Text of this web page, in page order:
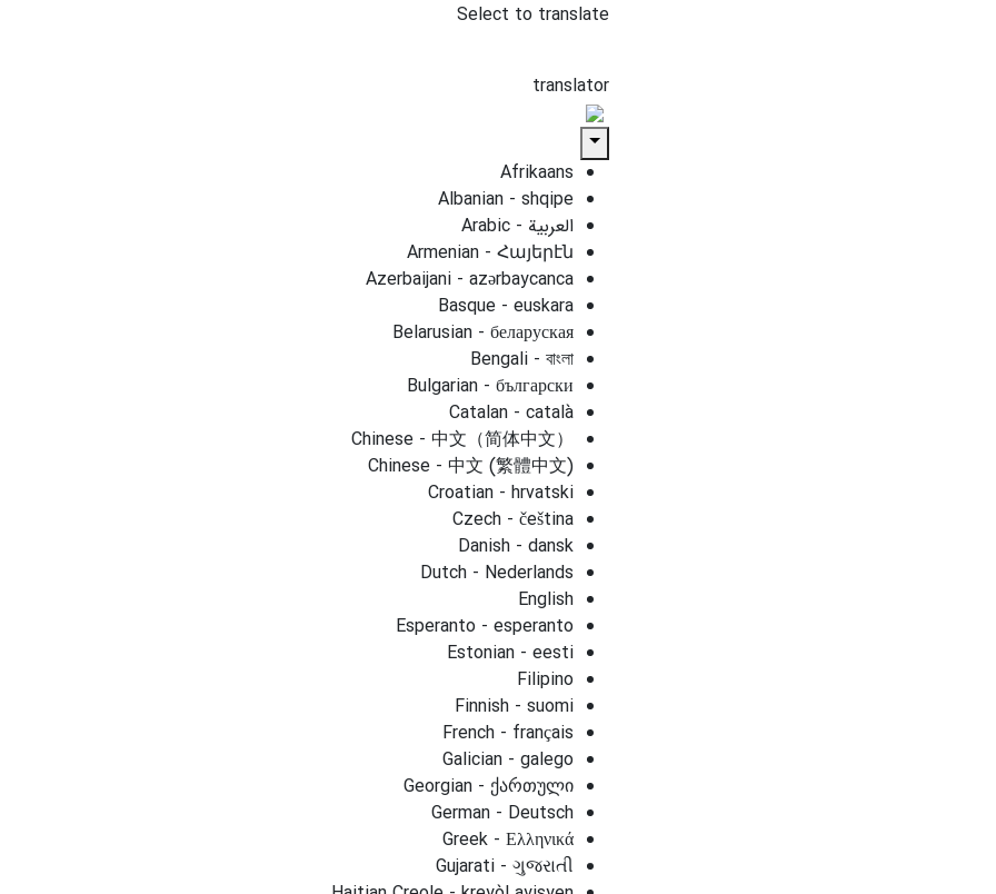
Select to translate
translator
Afrikaans
Albanian - shqipe
Armenian - Հայերէն
Azerbaijani - azərbaycanca
Basque - euskara
Belarusian - беларуская
Bengali - বাংলা
Bulgarian - български
Catalan - català
Chinese - 中文（简体中文）
Chinese - 中文 (繁體中文)
Croatian - hrvatski
Czech - čeština
Danish - dansk
Dutch - Nederlands
English
Esperanto - esperanto
Estonian - eesti
Filipino
Finnish - suomi
French - français
Galician - galego
Georgian - ქართული
German - Deutsch
Greek - Ελληνικά
Gujarati - ગુજરાતી